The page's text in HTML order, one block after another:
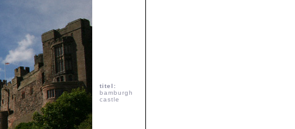
titel:
bamburgh
castle